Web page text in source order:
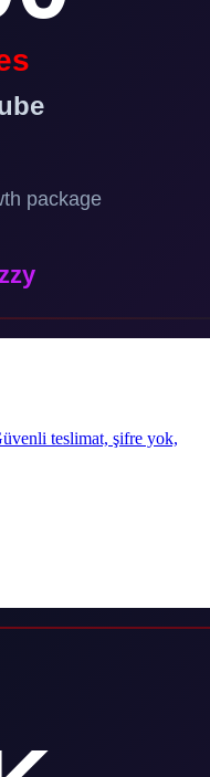
teslimat, şifre yok,